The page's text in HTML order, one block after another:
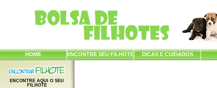
HOME ENCONTRE SEU FILHOTE DICAS E CUIDADOS
ENCONTRE AQUI O SEU
FILHOTE